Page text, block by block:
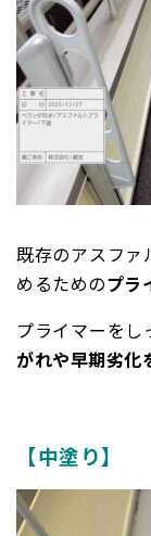
既存のアスファ
めるためのプラ
プライマーをし
がれや早期劣化
【中塗り】